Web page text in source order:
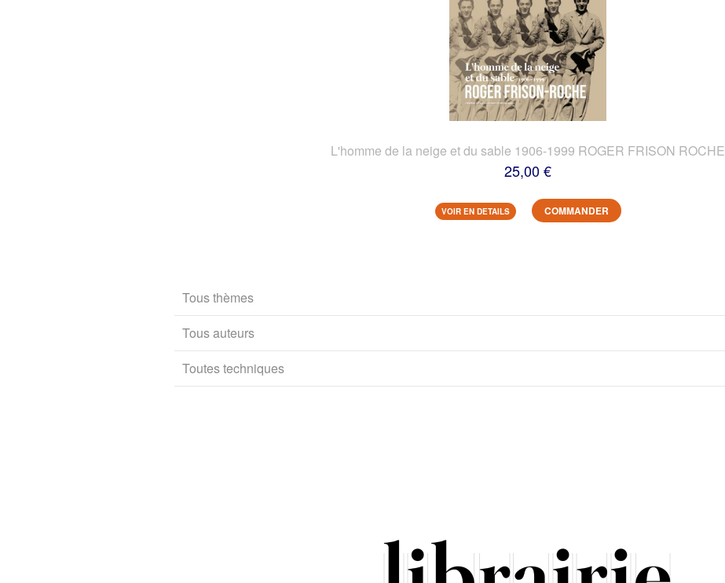
L'homme de la neige et du sable 1906-1999 ROGER FRISON ROCHE
25,00 €
VOIR EN DETAILS COMMANDER